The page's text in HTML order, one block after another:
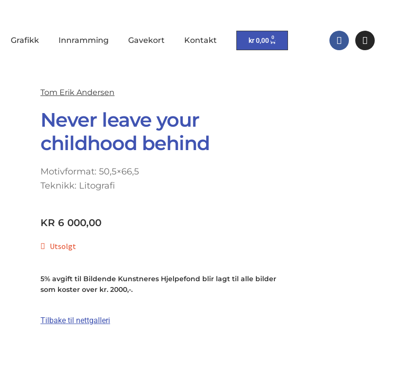
Grafikk Innramming Gavekort Kontakt kr0,00 0
Tom Erik Andersen
Never leave your
childhood behind
Motivformat: 50,5×66,5
Teknikk: Litografi
KR 6 000,00
Utsolgt
5% avgift til Bildende Kunstneres Hjelpefond blir lagt til alle bilder
som koster over kr. 2000,-.
Tilbake til nettgalleri